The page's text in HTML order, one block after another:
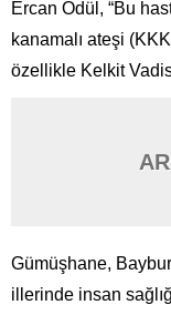
Ercan Ödül, “Bu
kanamalı ateşi
özellikle Kelkit
Gümüşhane,
illerinde insan